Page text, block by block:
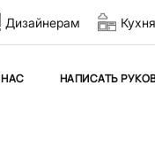
Дизайнерам
НАПИСАТЬ